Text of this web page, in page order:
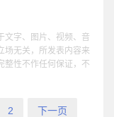
文字、图片、视频、音
场无关，所发表内容来
整性不作任何保证，不
2 下一页